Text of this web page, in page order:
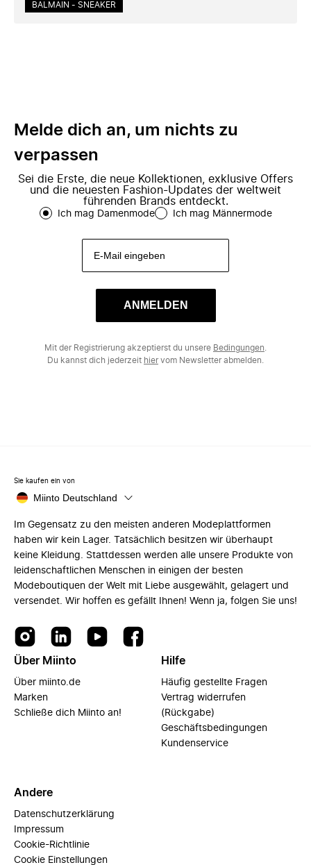
BALMAIN - SNEAKER
Melde dich an, um nichts zu
verpassen
Sei die Erste, die neue Kollektionen, exklusive Offers
und die neuesten Fashion-Updates der weltweit
führenden Brands entdeckt.
Ich mag Damenmode Ich mag Männermode
ANMELDEN
Mit der Registrierung akzeptierst du unsere Bedingungen
Du kannst dich jederzeit hiervom Newsletter abmelden.
Sie kaufen ein von
Miinto Deutschland
Im Gegensatz zu den meisten anderen Modeplattformen
haben wir kein Lager. Tatsächlich besitzen wir überhaupt
keine Kleidung. Stattdessen werden alle unsere Produkte von
leidenschaftlichen Menschen in einigen der besten
Modeboutiquen der Welt mit Liebe ausgewählt, gelagert und
versendet. Wir hoffen es gefällt Ihnen! Wenn ja, folgen Sie uns!
Über Miinto
Über miinto.de
Marken
Schließe dich Miinto an!
Hilfe
Häufig gestellte Fragen
Vertrag widerrufen
(Rückgabe)
Geschäftsbedingungen
Kundenservice
Andere
Datenschutzerklärung
Impressum
Cookie-Richtlinie
Cookie Einstellungen